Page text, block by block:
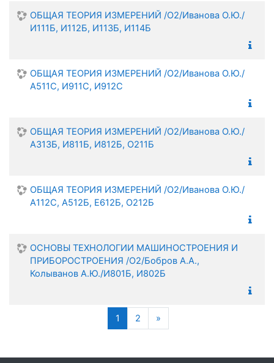
ОБЩАЯ ТЕОРИЯ ИЗМЕРЕНИЙ /О2/Иванова О.Ю./
И111Б, И112Б, И113Б, И114Б
ОБЩАЯ ТЕОРИЯ ИЗМЕРЕНИЙ /О2/Иванова О.Ю./
А511С, И911С, И912С
ОБЩАЯ ТЕОРИЯ ИЗМЕРЕНИЙ /О2/Иванова О.Ю./
А313Б, И811Б, И812Б, О211Б
ОБЩАЯ ТЕОРИЯ ИЗМЕРЕНИЙ /О2/Иванова О.Ю./
А112С, А512Б, Е612Б, О212Б
ОСНОВЫ ТЕХНОЛОГИИ МАШИНОСТРОЕНИЯ И
ПРИБОРОСТРОЕНИЯ /О2/Бобров А.А.,
Колыванов А.Ю./И801Б, И802Б
1 (текущая)
2 »Следующая страница